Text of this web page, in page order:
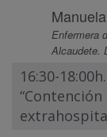
Enfermera
Alcaudete.
16:30-